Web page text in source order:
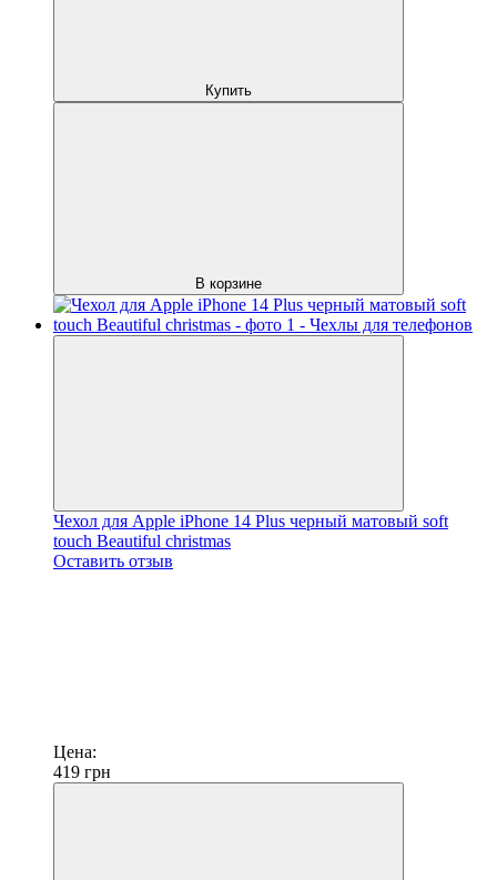
Купить
В корзине
Чехол для Apple iPhone 14 Plus черный матовый soft
touch Beautiful christmas
Оставить отзыв
Цена:
419 грн